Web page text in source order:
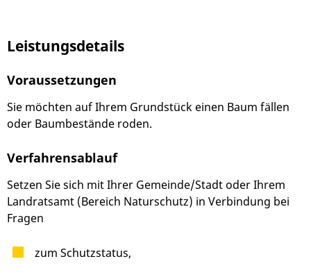
Leistungsdetails
Voraussetzungen
Sie möchten auf Ihrem Grundstück einen Baum fällen
oder Baumbestände roden.
Verfahrensablauf
Setzen Sie sich mit Ihrer Gemeinde/Stadt oder Ihrem
Landratsamt (Bereich Naturschutz) in Verbindung bei
Fragen
zum Schutzstatus,